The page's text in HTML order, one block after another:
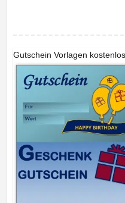
Gutschein Vorlagen